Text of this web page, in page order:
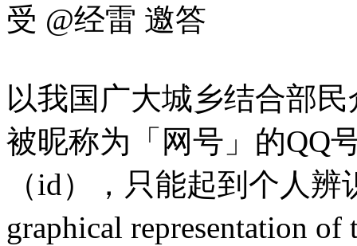
受 @经雷 邀答
以我国广大城乡结合部
被昵称为「网号」的QQ
（id），只能起到个人
graphical representation of